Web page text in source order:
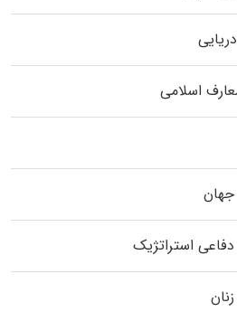
اسلامی
جهان
استراتژیک